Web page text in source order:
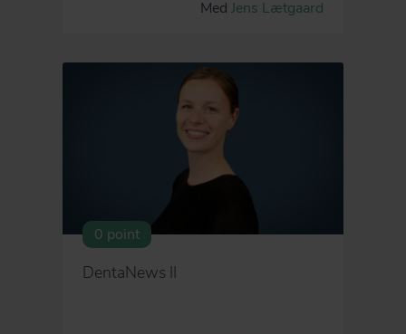
Med Jens Lætgaard
0 point
DentaNews II